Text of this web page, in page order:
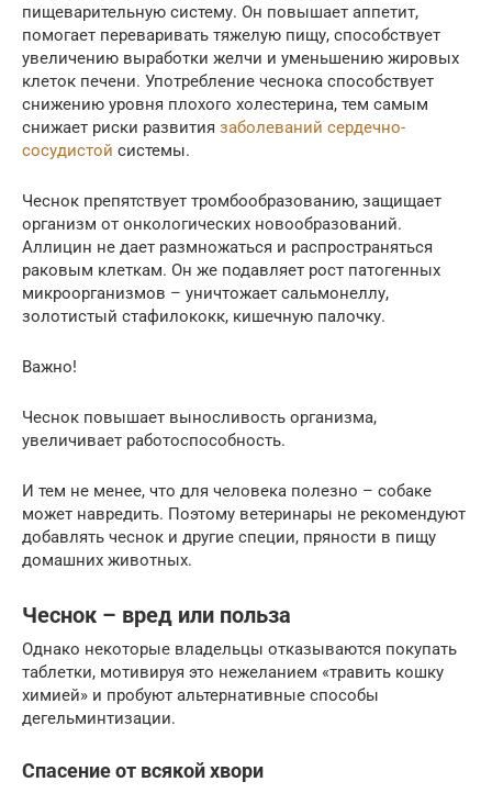
пищеварительную систему. Он повышает аппетит,
помогает переваривать тяжелую пищу, способствует
увеличению выработки желчи и уменьшению жировых
клеток печени. Употребление чеснока способствует
снижению уровня плохого холестерина, тем самым
снижает риски развития заболеваний сердечно-
сосудистой системы.
Чеснок препятствует тромбообразованию, защищает
организм от онкологических новообразований.
Аллицин не дает размножаться и распространяться
раковым клеткам. Он же подавляет рост патогенных
микроорганизмов – уничтожает сальмонеллу,
золотистый стафилококк, кишечную палочку.
Важно!
Чеснок повышает выносливость организма,
увеличивает работоспособность.
И тем не менее, что для человека полезно – собаке
может навредить. Поэтому ветеринары не рекомендуют
добавлять чеснок и другие специи, пряности в пищу
домашних животных.
Чеснок – вред или польза
Однако некоторые владельцы отказываются покупать
таблетки, мотивируя это нежеланием «травить кошку
химией» и пробуют альтернативные способы
дегельминтизации.
Спасение от всякой хвори